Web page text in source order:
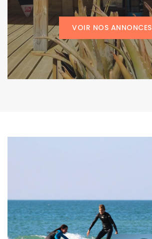
VOIR NOS ANNONCES